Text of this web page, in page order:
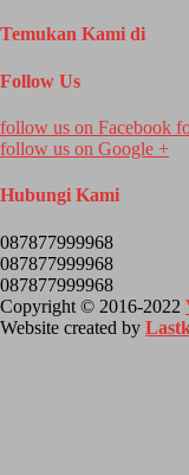
Temukan Kami di
Follow Us
follow us on Facebook
follow us on Google +
Hubungi Kami
087877999968
087877999968
087877999968
Copyright © 2016-2022
Website created by